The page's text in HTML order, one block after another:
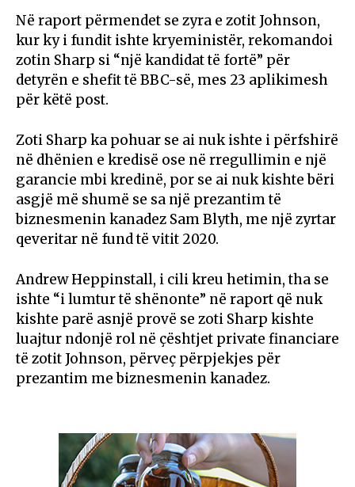
Në raport përmendet se zyra e zotit Johnson,
kur ky i fundit ishte kryeministër, rekomandoi
zotin Sharp si “një kandidat të fortë” për
detyrën e shefit të BBC-së, mes 23 aplikimesh
për këtë post.
Zoti Sharp ka pohuar se ai nuk ishte i përfshirë
në dhënien e kredisë ose në rregullimin e një
garancie mbi kredinë, por se ai nuk kishte bëri
asgjë më shumë se sa një prezantim të
biznesmenin kanadez Sam Blyth, me një zyrtar
qeveritar në fund të vitit 2020.
Andrew Heppinstall, i cili kreu hetimin, tha se
ishte “i lumtur të shënonte” në raport që nuk
kishte parë asnjë provë se zoti Sharp kishte
luajtur ndonjë rol në çështjet private financiare
të zotit Johnson, përveç përpjekjes për
prezantim me biznesmenin kanadez.